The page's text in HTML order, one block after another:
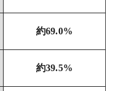
約69.0%
約39.5%